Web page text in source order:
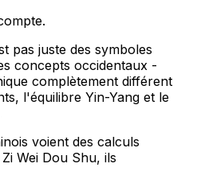
.
pas juste des symboles
concepts occidentaux -
complètement différent
l'équilibre Yin-Yang et le
voient des calculs
Wei Dou Shu, ils